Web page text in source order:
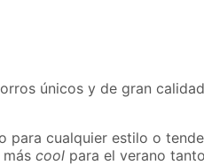
únicos y de gran
para cualquier estilo o
cool para el verano